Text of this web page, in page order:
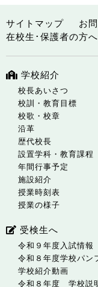
サイトマップ お
在校生･保護者の方へ
学校紹介
校長あいさつ
校訓・教育目標
校歌・校章
沿革
歴代校長
設置学科・教育課程
年間行事予定
施設紹介
授業時刻表
授業の様子
受検生へ
令和９年度入試情報
令和８年度学校パン
学校紹介動画
令和８年度 学校説